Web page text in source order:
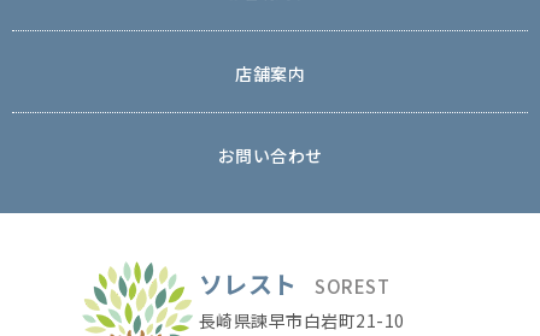
店舗案内
お問い合わせ
ソレスト SOREST
長崎県諫早市白岩町21-10